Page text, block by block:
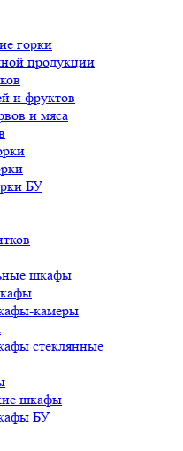
горки
продукции
и фруктов
и мяса
БУ
шкафы
камеры
стеклянные
шкафы
БУ